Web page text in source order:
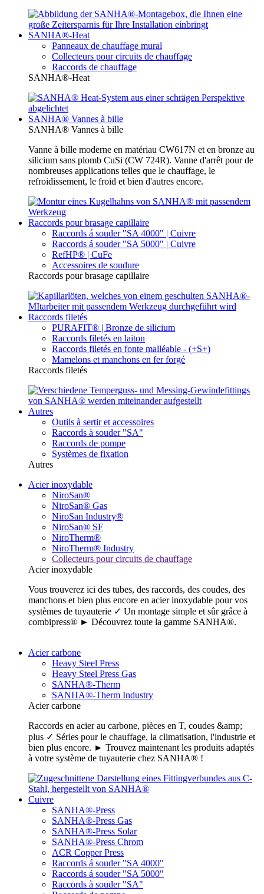
SANHA®-Heat
Panneaux de chauffage mural
Collecteurs pour circuits de chauffage
Raccords de chauffage
SANHA®-Heat
SANHA® Vannes à bille
SANHA® Vannes à bille
Vanne à bille moderne en matériau CW617N et en bronze au
silicium sans plomb CuSi (CW 724R). Vanne d'arrêt pour de
nombreuses applications telles que le chauffage, le
refroidissement, le froid et bien d'autres encore.
Raccords pour brasage capillaire
Raccords á souder "SA 4000" | Cuivre
Raccords á souder "SA 5000" | Cuivre
RefHP® | CuFe
Accessoires de soudure
Raccords pour brasage capillaire
Raccords filetés
PURAFIT® | Bronze de silicium
Raccords filetés en laiton
Raccords filetés en fonte malléable - (+S+)
Mamelons et manchons en fer forgé
Raccords filetés
Autres
Outils à sertir et accessoires
Raccords à souder "SA"
Raccords de pompe
Systèmes de fixation
Autres
Acier inoxydable
NiroSan®
NiroSan® Gas
NiroSan Industry®
NiroSan® SF
NiroTherm®
NiroTherm® Industry
Collecteurs pour circuits de chauffage
Acier inoxydable
Vous trouverez ici des tubes, des raccords, des coudes, des
manchons et bien plus encore en acier inoxydable pour vos
systèmes de tuyauterie ✓ Un montage simple et sûr grâce à
combipress® ► Découvrez toute la gamme SANHA®.
Acier carbone
Heavy Steel Press
Heavy Steel Press Gas
SANHA®-Therm
SANHA®-Therm Industry
Acier carbone
Raccords en acier au carbone, pièces en T, coudes &amp;
plus ✓ Séries pour le chauffage, la climatisation, l'industrie et
bien plus encore. ► Trouvez maintenant les produits adaptés
à votre système de tuyauterie chez SANHA® !
Cuivre
SANHA®-Press
SANHA®-Press Gas
SANHA®-Press Solar
SANHA®-Press Chrom
ACR Copper Press
Raccords á souder "SA 4000"
Raccords á souder "SA 5000"
Raccords à souder "SA"